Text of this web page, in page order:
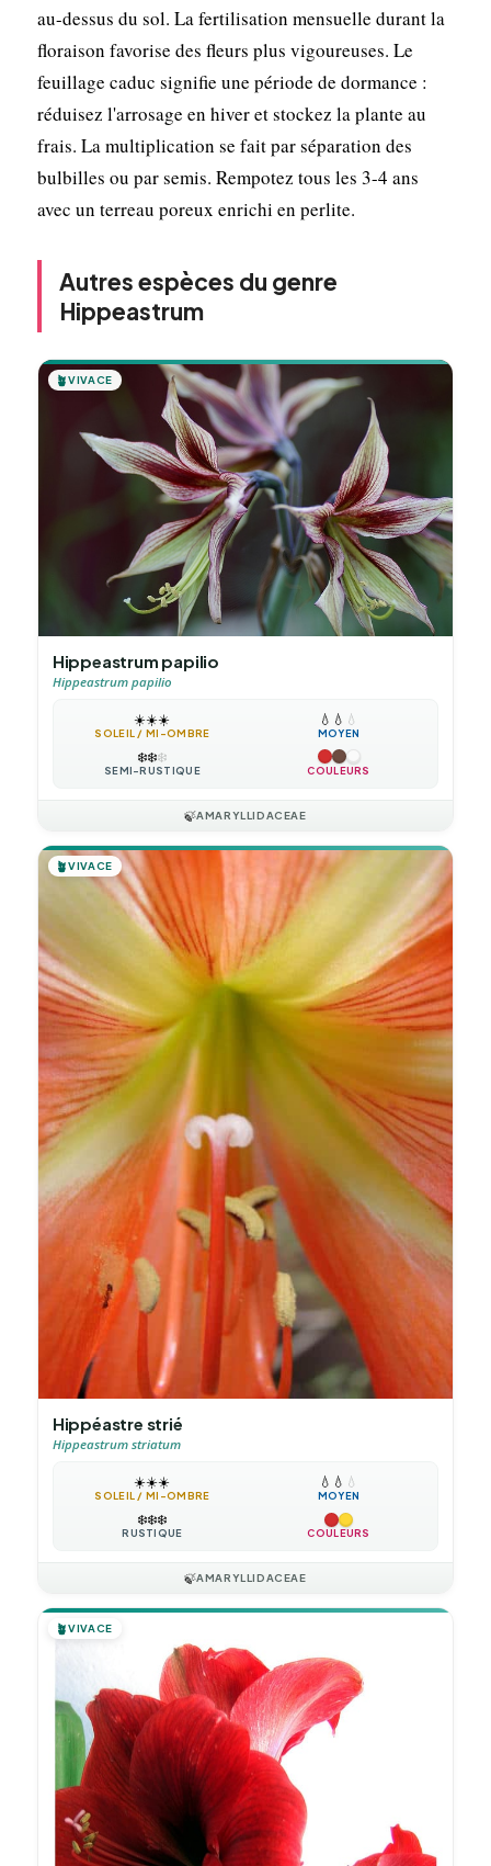
au-dessus du sol. La fertilisation mensuelle durant la
floraison favorise des fleurs plus vigoureuses. Le
feuillage caduc signifie une période de dormance :
réduisez l'arrosage en hiver et stockez la plante au
frais. La multiplication se fait par séparation des
bulbilles ou par semis. Rempotez tous les 3-4 ans
avec un terreau poreux enrichi en perlite.
Autres espèces du genre
Hippeastrum
🪴VIVACE
Hippeastrum papilio
Hippeastrum papilio
☀️☀️☀️
SOLEIL / MI-OMBRE
💧 💧 💧
MOYEN
❄️❄️❄️
SEMI-RUSTIQUE COULEURS
🍃AMARYLLIDACEAE
🪴VIVACE
Hippéastre strié
Hippeastrum striatum
☀️☀️☀️
SOLEIL / MI-OMBRE
💧 💧 💧
MOYEN
❄️❄️❄️
RUSTIQUE COULEURS
🍃AMARYLLIDACEAE
🪴VIVACE